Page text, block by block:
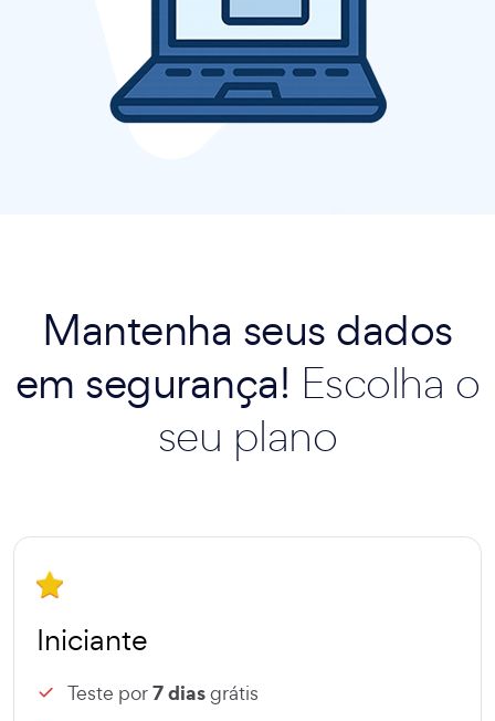
Mantenha seus dados
em segurança! Escolha o
seu plano
Iniciante
Teste por7 diasgrátis